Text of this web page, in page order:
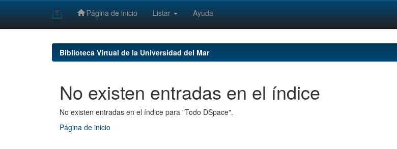
Página de inicio Listar Ayuda
Biblioteca Virtual de la Universidad del Mar
No existen entradas en el índice
No existen entradas en el índice para "Todo DSpace".
Página de inicio